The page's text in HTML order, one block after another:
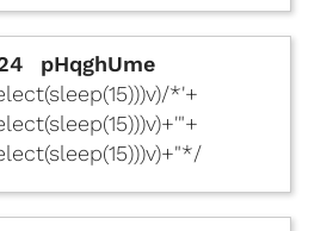
pHqghUme
*'+